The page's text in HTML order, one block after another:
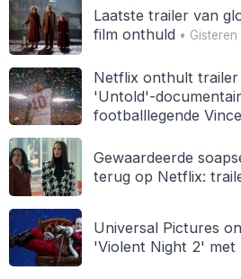
Laatste trailer van
film onthuld • Gisteren
Netflix onthult
'Untold'-
footballlegende
Gewaardeerde
terug op Netflix:
Universal Pictures
'Violent Night 2' met